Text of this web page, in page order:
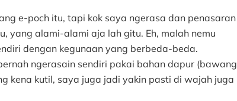
e-poch itu, tapi kok saya ngerasa dan penasaran
yang alami-alami aja lah gitu. Eh, malah nemu
dengan kegunaan yang berbeda-beda.
ngerasain sendiri pakai bahan dapur (bawang
kena kutil, saya juga jadi yakin pasti di wajah juga